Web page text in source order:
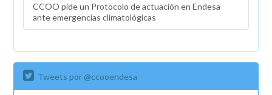
CCOO pide un Protocolo de actuación en Endesa
ante emergencias climatológicas
Tweets por @ccooendesa